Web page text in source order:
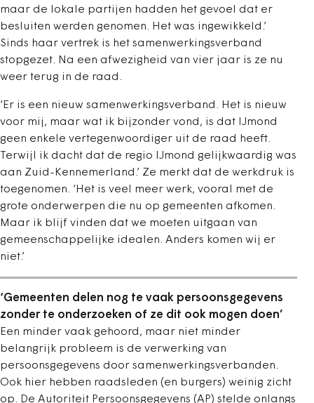
maar de lokale partijen hadden het gevoel dat er
besluiten werden genomen. Het was ingewikkeld.’
Sinds haar vertrek is het samenwerkingsverband
stopgezet. Na een afwezigheid van vier jaar is ze nu
weer terug in de raad.
‘Er is een nieuw samenwerkingsverband. Het is nieuw
voor mij, maar wat ik bijzonder vond, is dat IJmond
geen enkele vertegenwoordiger uit de raad heeft.
Terwijl ik dacht dat de regio IJmond gelijkwaardig was
aan Zuid-Kennemerland.’ Ze merkt dat de werkdruk is
toegenomen. ‘Het is veel meer werk, vooral met de
grote onderwerpen die nu op gemeenten afkomen.
Maar ik blijf vinden dat we moeten uitgaan van
gemeenschappelijke idealen. Anders komen wij er
niet.’
‘Gemeenten delen nog te vaak persoonsgegevens
zonder te onderzoeken of ze dit ook mogen doen’
Een minder vaak gehoord, maar niet minder
belangrijk probleem is de verwerking van
persoonsgegevens door samenwerkingsverbanden.
Ook hier hebben raadsleden (en burgers) weinig zicht
op. De Autoriteit Persoonsgegevens (AP) stelde onlangs